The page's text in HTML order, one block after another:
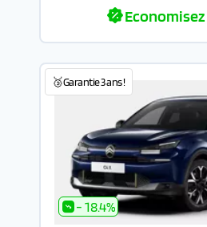
Economisez
🥉Garantie 3 ans !
- 18.4%